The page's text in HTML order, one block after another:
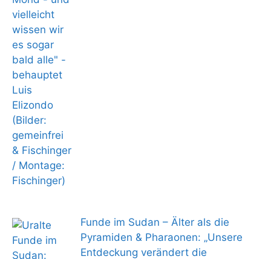
Funde im Sudan – Älter als die
Pyramiden & Pharaonen: „Unsere
Entdeckung verändert die